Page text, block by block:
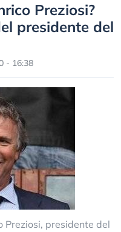
Preziosi?
presidente del
- 16:38
Preziosi, presidente del